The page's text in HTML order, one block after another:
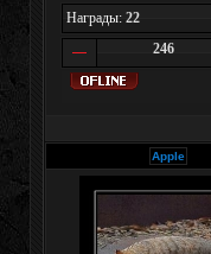
Награды: 22
246
Apple